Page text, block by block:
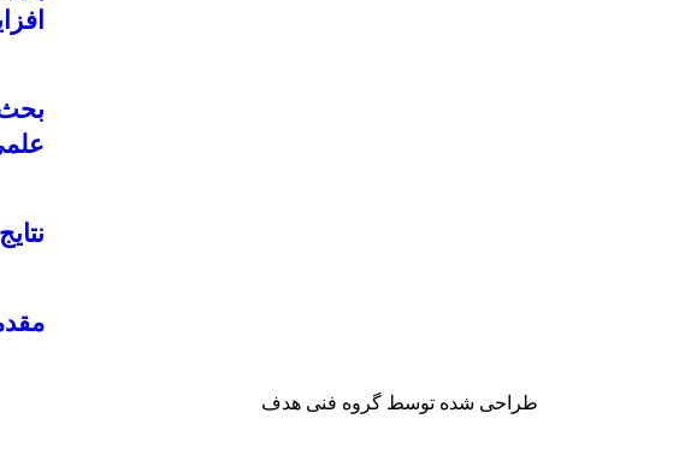
طراحی شده توسط گروه فنی هدف